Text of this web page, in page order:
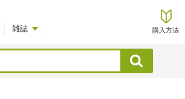
雑誌 購入方法
検索